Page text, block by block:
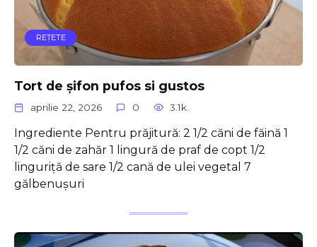
REŢETE
Tort de șifon pufos si gustos
aprilie 22, 2026 0 3.1k.
Ingrediente Pentru prăjitură: 2 1/2 căni de făină 1
1/2 căni de zahăr 1 lingură de praf de copt 1/2
linguriță de sare 1/2 cană de ulei vegetal 7
gălbenușuri